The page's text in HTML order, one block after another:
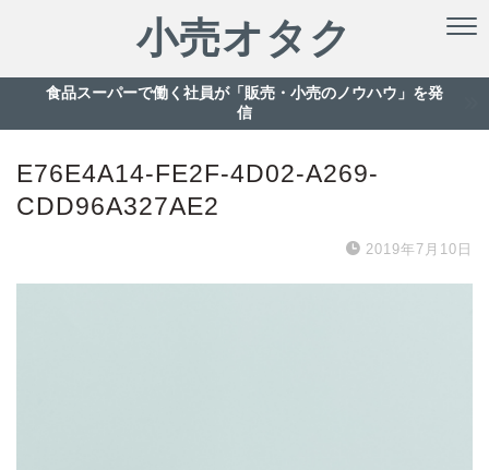
小売オタク
食品スーパーで働く社員が「販売・小売のノウハウ」を発
信
E76E4A14-FE2F-4D02-A269-
CDD96A327AE2
2019年7月10日